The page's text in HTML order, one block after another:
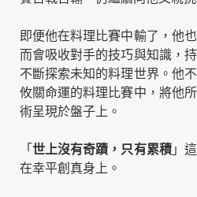
即便他在料理比賽中輸了，他
而會吸收對手的技巧與知識，
不斷探索未知的料理世界。他
攸關命運的料理比賽中，將他
術呈現於盤子上。
「世上沒有奇蹟，只有累積」
在幸平創真身上。